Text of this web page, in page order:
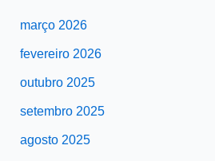
março 2026
fevereiro 2026
outubro 2025
setembro 2025
agosto 2025